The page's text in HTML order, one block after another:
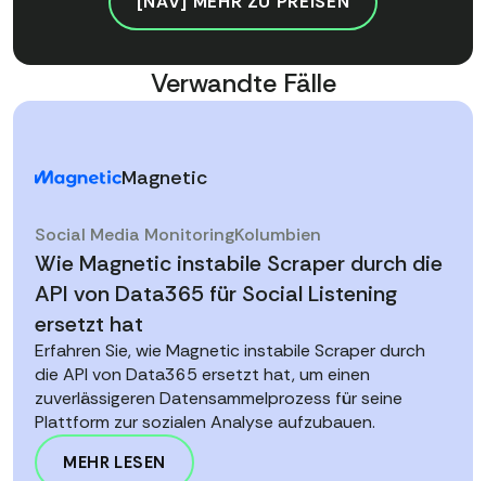
Verwandte Fälle
Wie Magnetic instabile Scraper durch die
API von Data365 für Social Listening
ersetzt hat
Erfahren Sie, wie Magnetic instabile Scraper durch
die API von Data365 ersetzt hat, um einen
zuverlässigeren Datensammelprozess für seine
Plattform zur sozialen Analyse aufzubauen.
MEHR LESEN
Magnetic
Social Media MonitoringKolumbien